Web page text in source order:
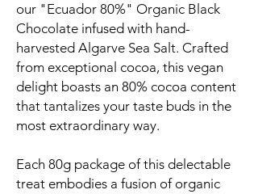
our "Ecuador 80%" Organic Black
Chocolate infused with hand-
harvested Algarve Sea Salt. Crafted
from exceptional cocoa, this vegan
delight boasts an 80% cocoa content
that tantalizes your taste buds in the
most extraordinary way.
Each 80g package of this delectable
treat embodies a fusion of organic